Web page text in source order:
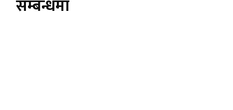
सम्बन्धमा